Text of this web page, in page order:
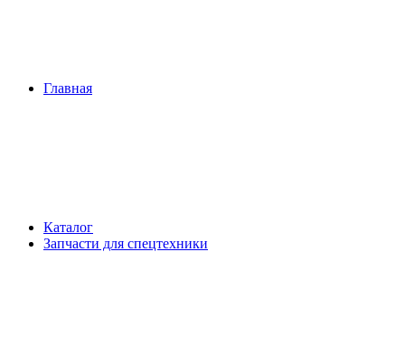
Главная
Каталог
Запчасти для спецтехники